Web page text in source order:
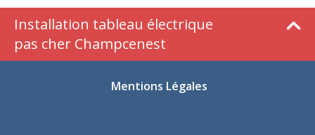
Installation tableau électrique
pas cher Champcenest
Mentions Légales